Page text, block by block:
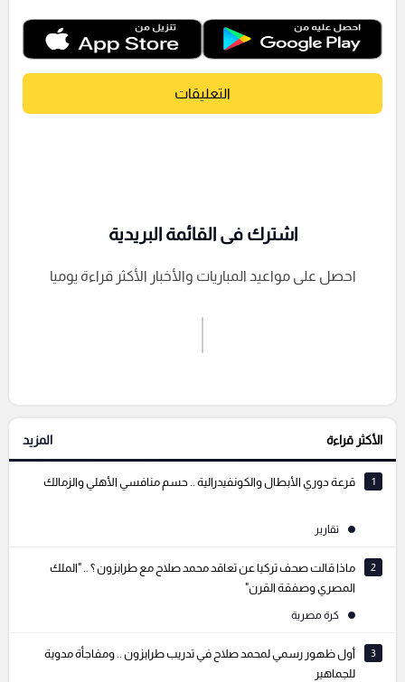
التعليقات
إرسال تعليق
التعليقات السابقة
اشترك فى القائمة البريدية
احصل على مواعيد المباريات والأخبار الأكثر قراءة يوميا
الأكثر قراءة المزيد
1 قرعة دوري الأبطال والكونفيدرالية .. حسم منافسي الأهلي والزمالك
تقارير
2
ماذا قالت صحف تركيا عن تعاقد محمد صلاح مع طرابزون ؟ .. "الملك
المصري وصفقة القرن"
كرة مصرية
3
أول ظهور رسمي لمحمد صلاح في تدريب طرابزون .. ومفاجأة مدوية
للجماهير